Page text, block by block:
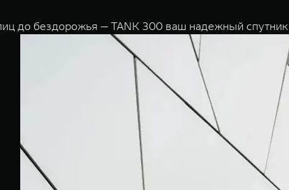
до бездорожья — TANK 300 ваш надежный спутник